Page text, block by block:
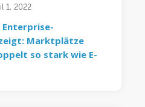
1, 2022
Enterprise-
Marktplätze
so stark wie E-